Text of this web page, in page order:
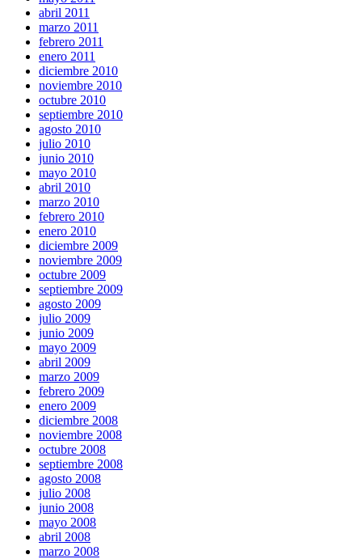
abril 2011
marzo 2011
febrero 2011
enero 2011
diciembre 2010
noviembre 2010
octubre 2010
septiembre 2010
agosto 2010
julio 2010
junio 2010
mayo 2010
abril 2010
marzo 2010
febrero 2010
enero 2010
diciembre 2009
noviembre 2009
octubre 2009
septiembre 2009
agosto 2009
julio 2009
junio 2009
mayo 2009
abril 2009
marzo 2009
febrero 2009
enero 2009
diciembre 2008
noviembre 2008
octubre 2008
septiembre 2008
agosto 2008
julio 2008
junio 2008
mayo 2008
abril 2008
marzo 2008